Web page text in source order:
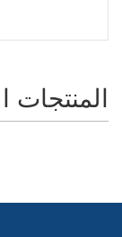
المنتجات